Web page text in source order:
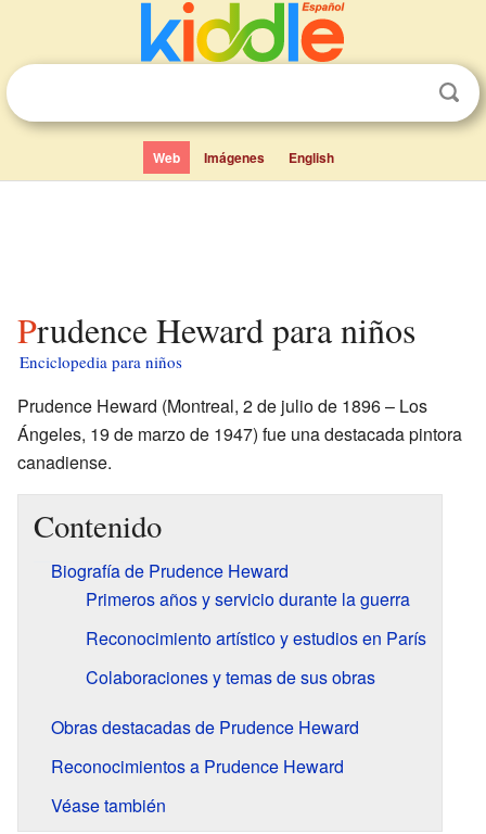
Web Imágenes English
Prudence Heward para niños
Enciclopedia para niños
Prudence Heward (Montreal, 2 de julio de 1896 – Los
Ángeles, 19 de marzo de 1947) fue una destacada pintora
canadiense.
Contenido
Biografía de Prudence Heward
Primeros años y servicio durante la guerra
Reconocimiento artístico y estudios en París
Colaboraciones y temas de sus obras
Obras destacadas de Prudence Heward
Reconocimientos a Prudence Heward
Véase también